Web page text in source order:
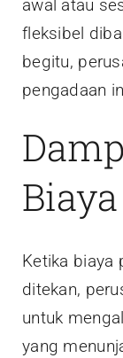
awal atau
fleksibel
begitu,
pengadaan
Biaya
Ketika biaya
ditekan,
untuk
yang